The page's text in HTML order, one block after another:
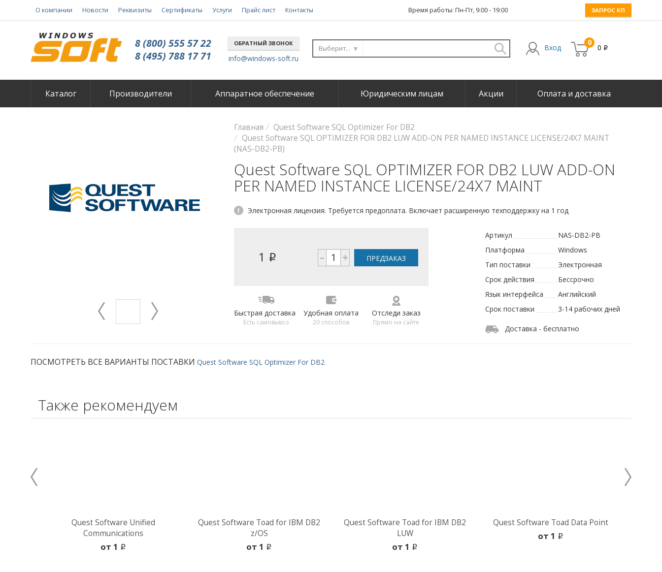
О компании Новости Реквизиты Сертификаты Услуги Прайс лист Контакты Время работы: Пн-Пт, 9:00 - 19:00 ЗАПРОС КП
8 (800) 555 57 22
8 (495) 788 17 71
ОБРАТНЫЙ ЗВОНОК
info@windows-soft.ru
Выберите... Вход
0
0 i
Каталог Производители Аппаратное обеспечение Юридическим лицам Акции Оплата и доставка
Главная
Quest Software SQL Optimizer For DB2
Quest Software SQL OPTIMIZER FOR DB2 LUW ADD-ON PER NAMED INSTANCE LICENSE/24X7 MAINT
(NAS-DB2-PB)
Quest Software SQL OPTIMIZER FOR DB2 LUW ADD-ON
PER NAMED INSTANCE LICENSE/24X7 MAINT
! Электронная лицензия. Требуется предоплата. Включает расширенную техподдержку на 1 год
1 i – + ПРЕДЗАКАЗ
Быстрая доставка
Есть самовывоз
Удобная оплата
20 способов
Отследи заказ
Прямо на сайте
Артикул
NAS-DB2-PB
Платформа
Windows
Тип поставки
Электронная
Срок действия
Бессрочно
Язык интерфейса
Английский
Срок поставки
3-14 рабочих дней
Доставка - бесплатно
ПОСМОТРЕТЬ ВСЕ ВАРИАНТЫ ПОСТАВКИ Quest Software SQL Optimizer For DB2
Также рекомендуем
Quest Software Unified
Communications
oт 1 i
Quest Software Toad for IBM DB2
z/OS
oт 1 i
Quest Software Toad for IBM DB2
LUW
oт 1 i
Quest Software Toad Data Point
oт 1 i